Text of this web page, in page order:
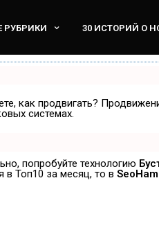
РУБРИКИ 30 ИСТОРИЙ О
как продвигать?
системах.
попробуйте технологию
в Топ10 за месяц, то в